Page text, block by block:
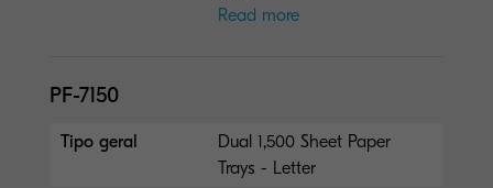
Read more
PF-7150
Tipo geral
Dual 1,500 Sheet Paper
Trays - Letter